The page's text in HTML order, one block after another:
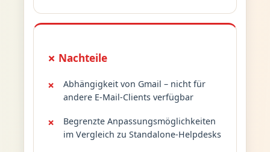
✗ Nachteile
Abhängigkeit von Gmail – nicht für
andere E-Mail-Clients verfügbar
Begrenzte Anpassungsmöglichkeiten
im Vergleich zu Standalone-Helpdesks